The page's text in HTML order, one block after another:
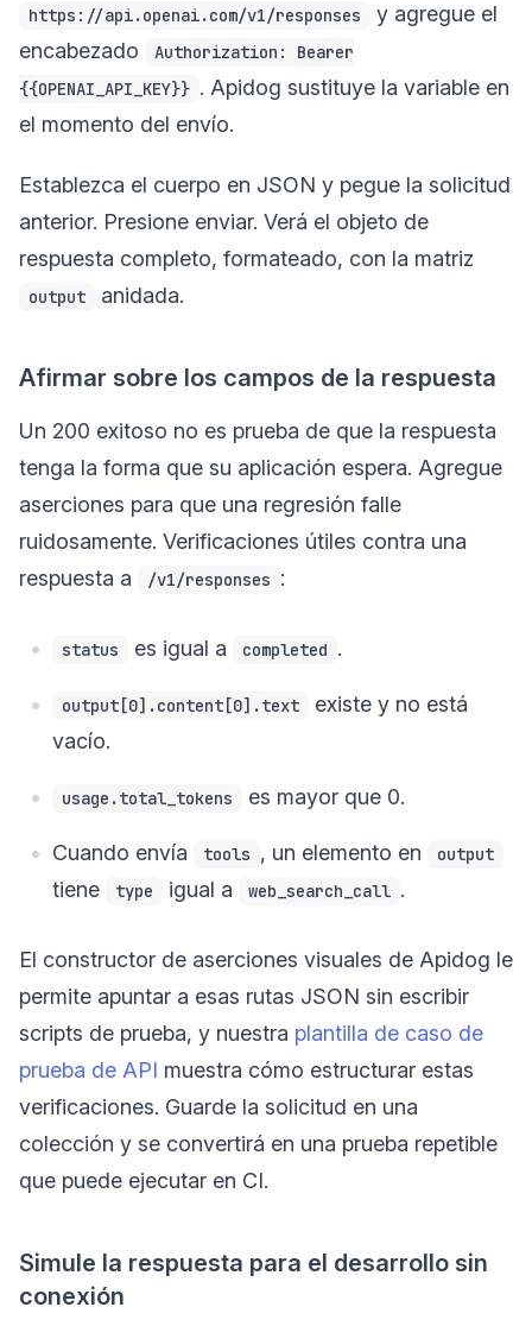
https://api.openai.com/v1/responses
y agregue el
encabezado
Authorization: Bearer
{{OPENAI_API_KEY}} . Apidog sustituye la variable en
el momento del envío.
Establezca el cuerpo en JSON y pegue la solicitud
anterior. Presione enviar. Verá el objeto de
respuesta completo, formateado, con la matriz
output anidada.
Afirmar sobre los campos de la respuesta
Un 200 exitoso no es prueba de que la respuesta
tenga la forma que su aplicación espera. Agregue
aserciones para que una regresión falle
ruidosamente. Verificaciones útiles contra una
respuesta a
/v1/responses :
status es igual a completed .
output[0].content[0].text
existe y no está
vacío.
usage.total_tokens es mayor que 0.
Cuando envía tools , un elemento en output
tiene type igual a web_search_call .
El constructor de aserciones visuales de Apidog le
permite apuntar a esas rutas JSON sin escribir
scripts de prueba, y nuestra plantilla de caso de
prueba de API muestra cómo estructurar estas
verificaciones. Guarde la solicitud en una
colección y se convertirá en una prueba repetible
que puede ejecutar en CI.
Simule la respuesta para el desarrollo sin
conexión